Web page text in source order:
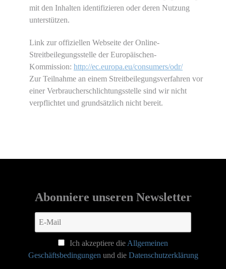
mit den Inhalten identifizieren oder deren Nutzung
unterstützen.
Link zur offiziellen Webseite der Online-
Streitbeilegungsstelle der Europäischen-
Kommission: http://ec.europa.eu/consumers/odr/
Zur Teilnahme an einem Streitbeilegungsverfahren vor
einer Verbraucherschlichtungsstelle sind wir nicht
verpflichtet und grundsätzlich nicht bereit.
Abonniere unseren Newsletter
Ich akzeptiere die Allgemeinen
Geschäftsbedingungen und die Datenschutzerklärung